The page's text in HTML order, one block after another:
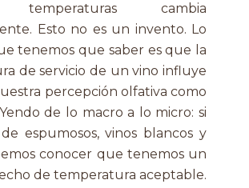
temperaturas cambia
Esto no es un invento. Lo
tenemos que saber es que la
de servicio de un vino influye
percepción olfativa como
de lo macro a lo micro: si
espumosos, vinos blancos y
conocer que tenemos un
de temperatura aceptable.